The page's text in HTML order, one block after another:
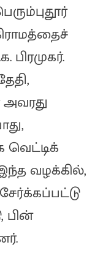
பிரமுகர்.
வெட்டிக்
வழக்கில்,
பின்